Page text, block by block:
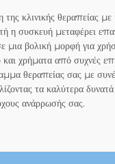
κλινικής θεραπείας
η συσκευή μεταφέρει
μια βολική μορφή για
χρήματα από συχνές
θεραπείας σας με
τα καλύτερα
ανάρρωσής σας.